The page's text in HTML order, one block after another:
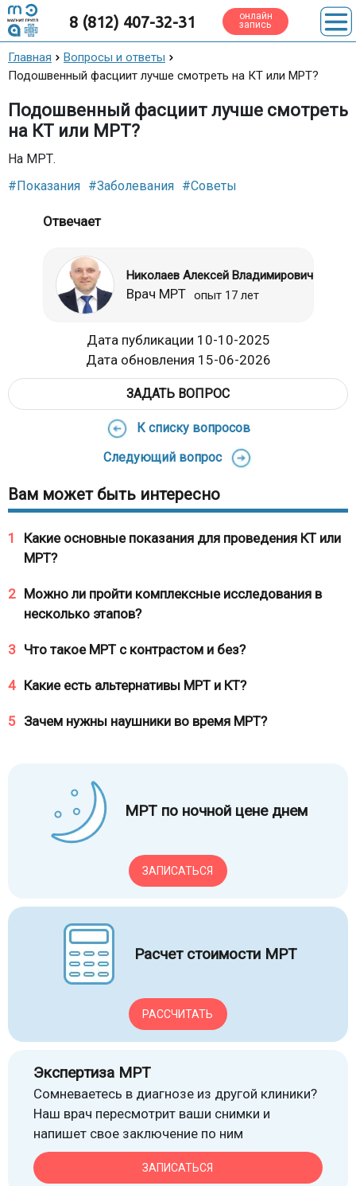
8 (812) 407-32-31 онлайн
запись
Главная
Вопросы и ответы
Подошвенный фасциит лучше смотреть на КТ или МРТ?
МРТ по ночной цене днем
ЗАПИСАТЬСЯ
Расчет стоимости МРТ
РАССЧИТАТЬ
Экспертиза МРТ
Сомневаетесь в диагнозе из другой клиники?
Наш врач пересмотрит ваши снимки и
напишет свое заключение по ним
ЗАПИСАТЬСЯ
Подошвенный фасциит лучше смотреть
на КТ или МРТ?
На МРТ.
#Показания #Заболевания #Советы
Отвечает
Николаев Алексей Владимирович
Врач МРТ опыт 17 лет
Дата публикации 10-10-2025
Дата обновления 15-06-2026
ЗАДАТЬ ВОПРОС
К списку вопросов
Следующий вопрос
Вам может быть интересно
1
Какие основные показания для проведения КТ или
МРТ?
2
Можно ли пройти комплексные исследования в
несколько этапов?
3 Что такое МРТ с контрастом и без?
4 Какие есть альтернативы МРТ и КТ?
5 Зачем нужны наушники во время МРТ?